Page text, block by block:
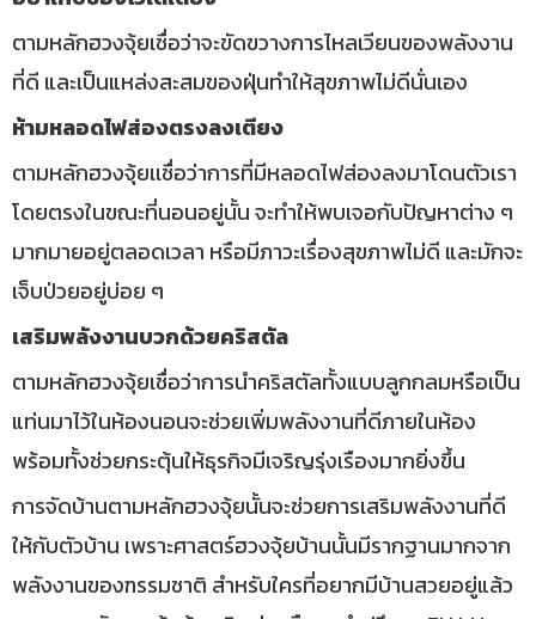
ตามหลักฮวงจุ้ยเชื่อว่าจะขัดขวางการไหลเวียนของพลังงาน
ที่ดี และเป็นแหล่งสะสมของฝุ่นทำให้สุขภาพไม่ดีนั่นเอง
ห้ามหลอดไฟส่องตรงลงเตียง
ตามหลักฮวงจุ้ยเเชื่อว่าการที่มีหลอดไฟส่องลงมาโดนตัวเรา
โดยตรงในขณะที่นอนอยู่นั้น จะทำให้พบเจอกับปัญหาต่าง ๆ
มากมายอยู่ตลอดเวลา หรือมีภาวะเรื่องสุขภาพไม่ดี และมักจะ
เจ็บป่วยอยู่บ่อย ๆ
เสริมพลังงานบวกด้วยคริสตัล
ตามหลักฮวงจุ้ยเชื่อว่าการนำคริสตัลทั้งแบบลูกกลมหรือเป็น
แท่นมาไว้ในห้องนอนจะช่วยเพิ่มพลังงานที่ดีภายในห้อง
พร้อมทั้งช่วยกระตุ้นให้ธุรกิจมีเจริญรุ่งเรืองมากยิ่งขึ้น
การจัดบ้านตามหลักฮวงจุ้ยนั้นจะช่วยการเสริมพลังงานที่ดี
ให้กับตัวบ้าน เพราะศาสตร์ฮวงจุ้ยบ้านนั้นมีรากฐานมากจาก
พลังงานของฑรรมชาติ สำหรับใครที่อยากมีบ้านสวยอยู่แล้ว